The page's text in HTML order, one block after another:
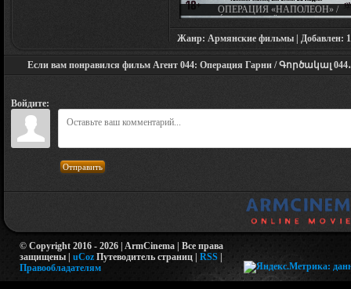
ОПЕРАЦИЯ «НАПОЛЕОН» /
NAPÓLEONSSKJÖLIN /
NAPOLEON (2023)
Жанр: Армянские фильмы | Добавлен:
Если вам понравился фильм Агент 044: Операция Гарни / Գործակալ
Войдите:
Отправить
© Copyright 2016 - 2026 | ArmCinema | Все права
защищены | uCoz Путеводитель страниц | RSS |
Правообладателям